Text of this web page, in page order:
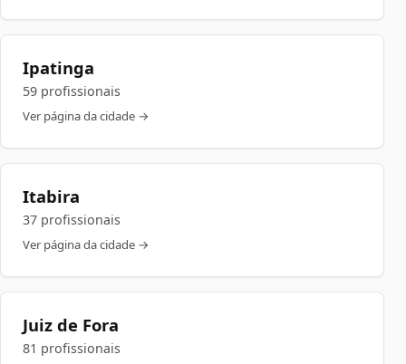
Ipatinga
59 profissionais
Ver página da cidade →
Itabira
37 profissionais
Ver página da cidade →
Juiz de Fora
81 profissionais